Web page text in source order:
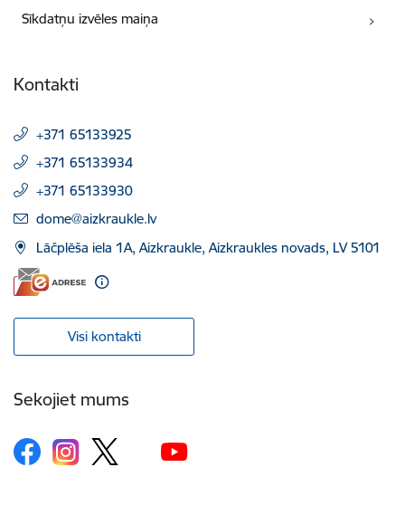
Sīkdatņu izvēles maiņa
Kontakti
+371 65133925
+371 65133934
+371 65133930
E-pasts:
dome@aizkraukle.lv
Lāčplēša iela 1A, Aizkraukle, Aizkraukles novads, LV 5101
Visi kontakti
Sekojiet mums